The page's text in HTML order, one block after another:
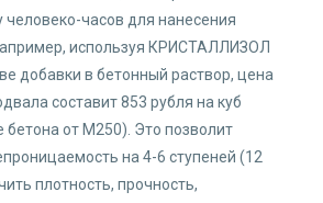
человеко-часов для нанесения
используя КРИСТАЛЛИЗОЛ
добавки в бетонный раствор, цена
составит 853 рубля на куб
бетона от М250). Это позволит
на 4-6 ступеней (12
плотность, прочность,